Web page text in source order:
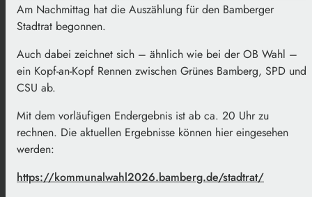
Am Nachmittag hat die Auszählung für den Bamberger
Stadtrat begonnen.
Auch dabei zeichnet sich – ähnlich wie bei der OB Wahl –
ein Kopf-an-Kopf Rennen zwischen Grünes Bamberg, SPD und
CSU ab.
Mit dem vorläufigen Endergebnis ist ab ca. 20 Uhr zu
rechnen. Die aktuellen Ergebnisse können hier eingesehen
werden:
https://kommunalwahl2026.bamberg.de/stadtrat/